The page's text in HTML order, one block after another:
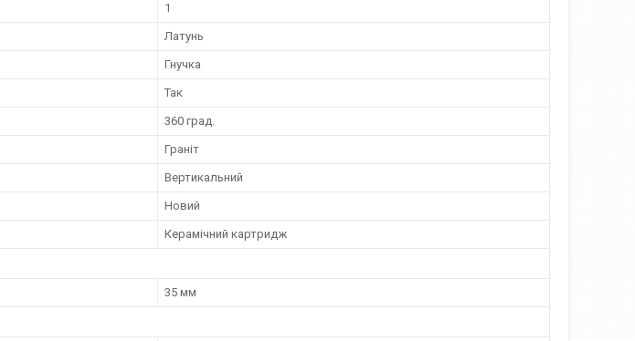
1
Латунь
Гнучка
Так
360 град.
Граніт
Вертикальний
Новий
Керамічний картридж
35 мм